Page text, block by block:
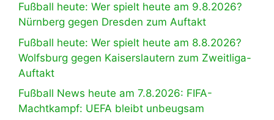
Fußball heute: Wer spielt heute am 9.8.2026?
Nürnberg gegen Dresden zum Auftakt
Fußball heute: Wer spielt heute am 8.8.2026?
Wolfsburg gegen Kaiserslautern zum Zweitliga-
Auftakt
Fußball News heute am 7.8.2026: FIFA-
Machtkampf: UEFA bleibt unbeugsam